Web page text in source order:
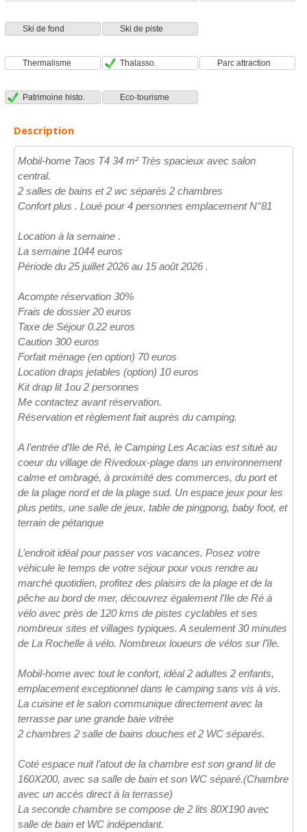
Ski de fond Ski de piste
Thermalisme Thalasso. Parc attraction
Patrimoine histo. Eco-tourisme
Description
Mobil-home Taos T4 34 m² Très spacieux avec salon
central.
2 salles de bains et 2 wc séparés 2 chambres
Confort plus . Loué pour 4 personnes emplacement N°81
Location à la semaine .
La semaine 1044 euros
Période du 25 juillet 2026 au 15 août 2026 .
Acompte réservation 30%
Frais de dossier 20 euros
Taxe de Séjour 0.22 euros
Caution 300 euros
Forfait ménage (en option) 70 euros
Location draps jetables (option) 10 euros
Kit drap lit 1ou 2 personnes
Me contactez avant réservation.
Réservation et règlement fait auprès du camping.
A l’entrée d’Ile de Ré, le Camping Les Acacias est situé au
coeur du village de Rivedoux-plage dans un environnement
calme et ombragé, à proximité des commerces, du port et
de la plage nord et de la plage sud. Un espace jeux pour les
plus petits, une salle de jeux, table de pingpong, baby foot, et
terrain de pétanque
L’endroit idéal pour passer vos vacances. Posez votre
véhicule le temps de votre séjour pour vous rendre au
marché quotidien, profitez des plaisirs de la plage et de la
pêche au bord de mer, découvrez également l’Ile de Ré à
vélo avec près de 120 kms de pistes cyclables et ses
nombreux sites et villages typiques. A seulement 30 minutes
de La Rochelle à vélo. Nombreux loueurs de vélos sur l’île.
Mobil-home avec tout le confort, idéal 2 adultes 2 enfants,
emplacement exceptionnel dans le camping sans vis à vis.
La cuisine et le salon communique directement avec la
terrasse par une grande baie vitrée
2 chambres 2 salle de bains douches et 2 WC séparés.
Coté espace nuit l’atout de la chambre est son grand lit de
160X200, avec sa salle de bain et son WC séparé.(Chambre
avec un accès direct à la terrasse)
La seconde chambre se compose de 2 lits 80X190 avec
salle de bain et WC indépendant.